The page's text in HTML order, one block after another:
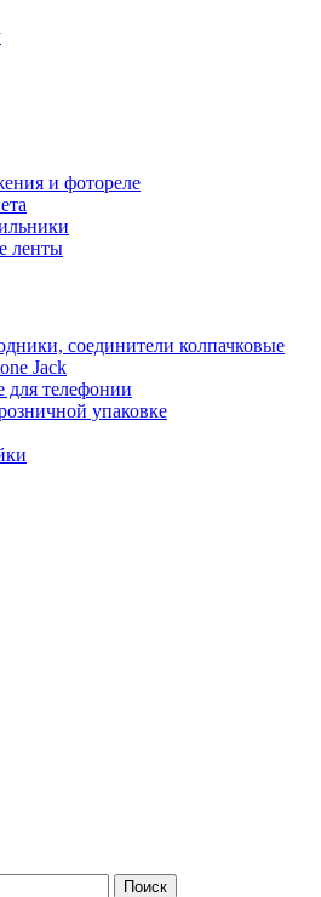
и фотореле
ленты
соединители колпачковые
Jack
для телефонии
упаковке
Поиск